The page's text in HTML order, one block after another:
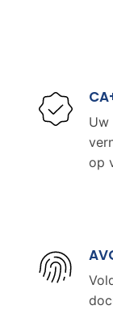
Uw
op